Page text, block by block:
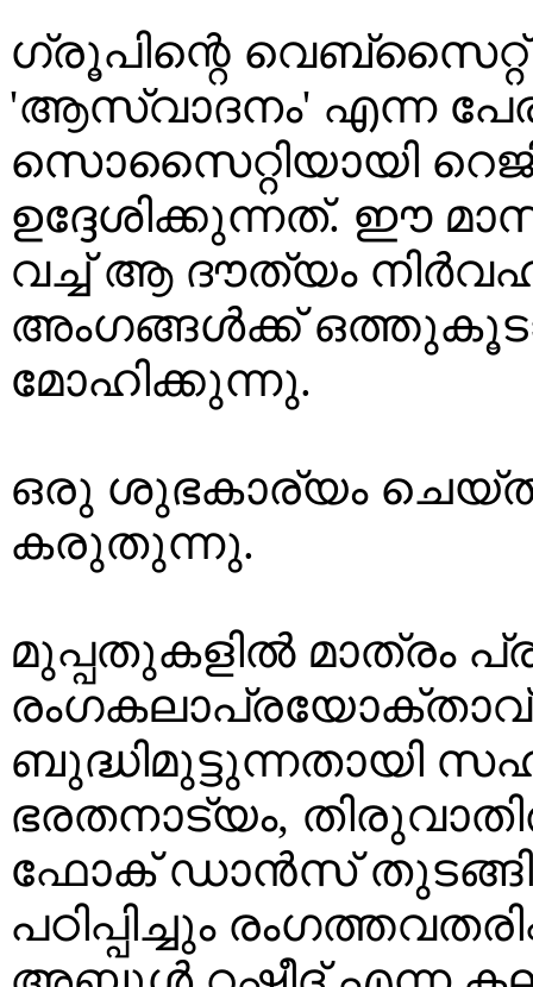
ഗ്രൂപിന്റെ വെബ്സൈറ്റ്
'ആസ്വാദനം' എന്ന
സൊസൈറ്റിയായി
ഉദ്ദേശിക്കുന്നത്. ഈ
വച്ച് ആ ദൗത്യം
അംഗങ്ങൾക്ക്
മോഹിക്കുന്നു.
ഒരു ശുഭകാര്യം ചെയ്ത്
കരുതുന്നു.
മുപ്പതുകളിൽ മാത്രം
രംഗകലാപ്രയോക്താവ്
ബുദ്ധിമുട്ടുന്നതായി
ഭരതനാട്യം,
ഫോക് ഡാൻസ്
പഠിപ്പിച്ചും